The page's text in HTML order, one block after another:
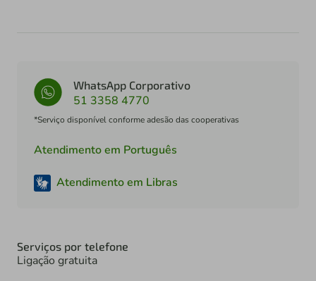
WhatsApp Corporativo
51 3358 4770
*Serviço disponível conforme adesão das cooperativas
Atendimento em Português
Atendimento em Libras
Serviços por telefone
Ligação gratuita